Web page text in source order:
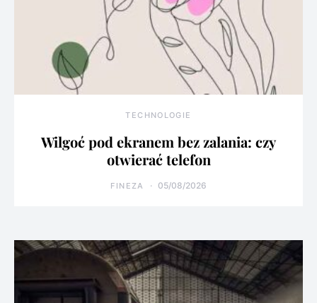
TECHNOLOGIE
Wilgoć pod ekranem bez zalania: czy
otwierać telefon
FINEZA 05/08/2026